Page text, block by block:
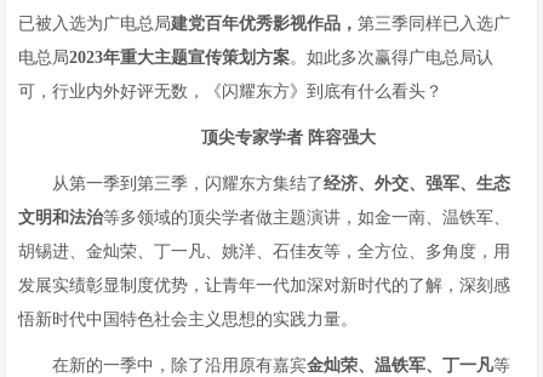
已被入选为广电总局建党百年优秀影视作品 ，第三季同样已入选广
电总局2023年重大主题宣传策划方案。如此多次赢得广电总局认
可，行业内外好评无数，《闪耀东方》到底有什么看头？
顶尖专家学者 阵容强大
从第一季到第三季，闪耀东方集结了经济、外交、强军、生态
文明和法治等多领域的顶尖学者做主题演讲，如金一南、温铁军、
胡锡进、金灿荣、丁一凡、姚洋、石佳友等，全方位、多角度，用
发展实绩彰显制度优势，让青年一代加深对新时代的了解，深刻感
悟新时代中国特色社会主义思想的实践力量。
在新的一季中，除了沿用原有嘉宾金灿荣、温铁军、丁一凡等